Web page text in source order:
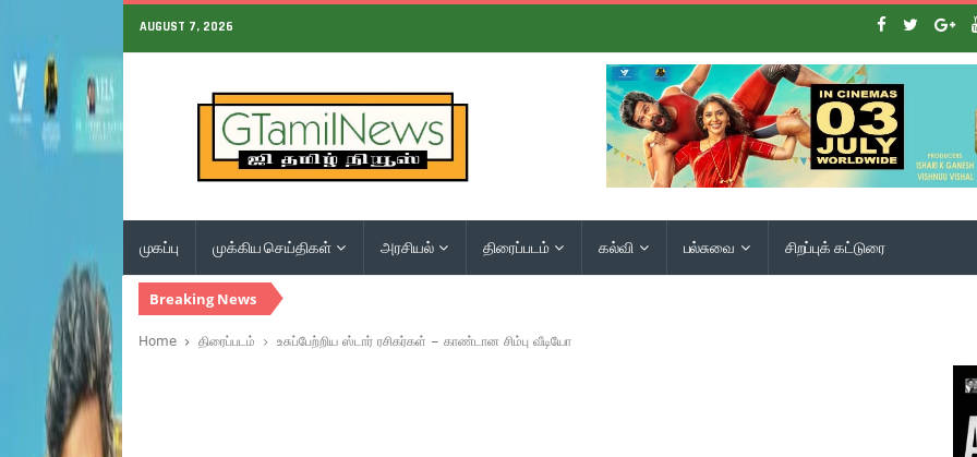
AUGUST 7, 2026
முகப்பு முக்கிய செய்திகள் அரசியல் திரைப்படம் கல்வி பல்சுவை சிறப்புக் கட்டுரை
Breaking News
Home திரைப்படம் உசுப்பேற்றிய ஸ்டார் ரசிகர்கள் – காண்டான சிம்பு வீடியோ